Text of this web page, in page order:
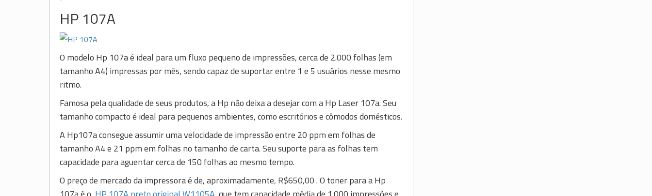
HP 107A
O modelo Hp 107a é ideal para um fluxo pequeno de impressões, cerca de 2.000 folhas (em
tamanho A4) impressas por mês, sendo capaz de suportar entre 1 e 5 usuários nesse mesmo
ritmo.
Famosa pela qualidade de seus produtos, a Hp não deixa a desejar com a Hp Laser 107a. Seu
tamanho compacto é ideal para pequenos ambientes, como escritórios e cômodos domésticos.
A Hp107a consegue assumir uma velocidade de impressão entre 20 ppm em folhas de
tamanho A4 e 21 ppm em folhas no tamanho de carta. Seu suporte para as folhas tem
capacidade para aguentar cerca de 150 folhas ao mesmo tempo.
O preço de mercado da impressora é de, aproximadamente, R$650,00 . O toner para a Hp